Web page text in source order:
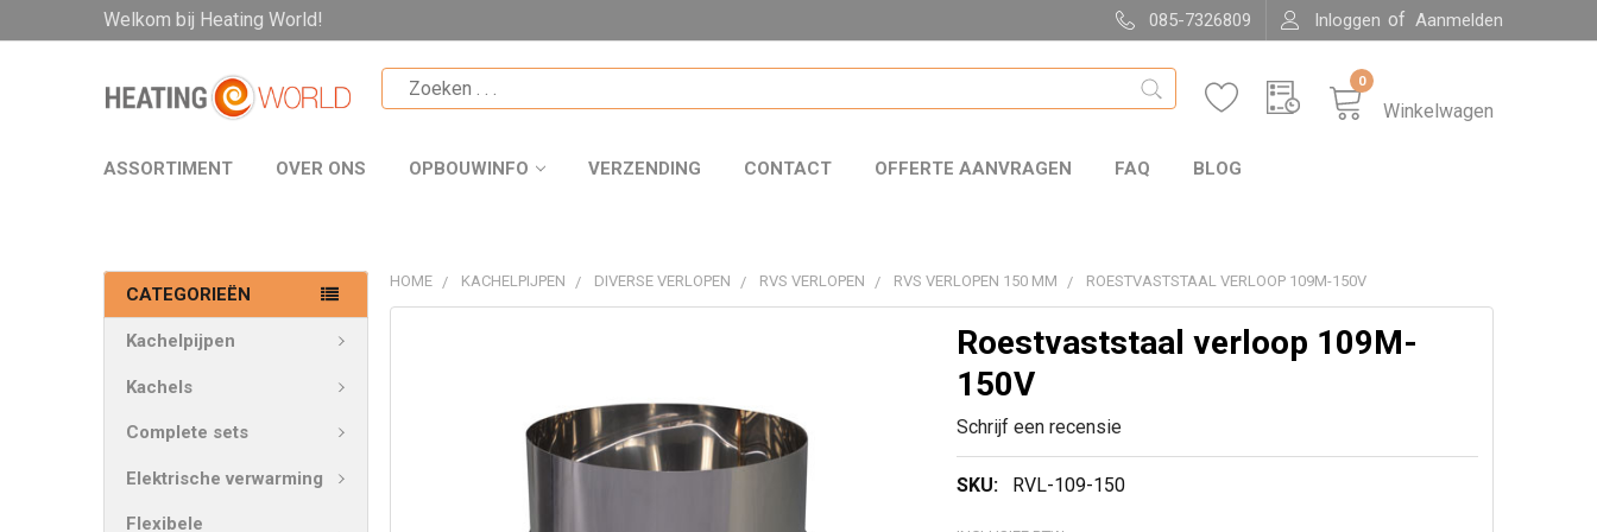
Welkom bij Heating World! 085-7326809 Inloggen of Aanmelden
Winkelwagen
0
ASSORTIMENT OVER ONS OPBOUWINFO VERZENDING CONTACT OFFERTE AANVRAGEN FAQ BLOG
CATEGORIEËN
Kachelpijpen
Kachels
Complete sets
Elektrische verwarming
Flexibele
HOME KACHELPIJPEN DIVERSE VERLOPEN RVS VERLOPEN RVS VERLOPEN 150 MM ROESTVASTSTAAL VERLOOP 109M-150V
Roestvaststaal verloop 109M-
150V
Schrijf een recensie
SKU: RVL-109-150